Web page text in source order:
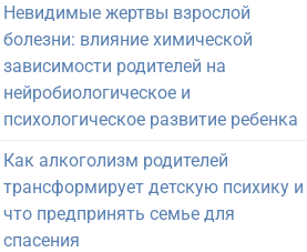
Невидимые жертвы взрослой
болезни: влияние химической
зависимости родителей на
нейробиологическое и
психологическое развитие ребенка
Как алкоголизм родителей
трансформирует детскую психику и
что предпринять семье для
спасения